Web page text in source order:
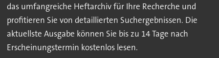
das umfangreiche Heftarchiv für Ihre Recherche und
profitieren Sie von detaillierten Suchergebnissen. Die
aktuellste Ausgabe können Sie bis zu 14 Tage nach
Erscheinungstermin kostenlos lesen.